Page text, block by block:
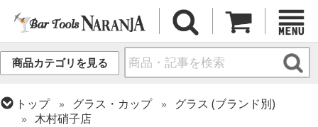
商品カテゴリを見る
トップ グラス・カップ
グラス (ブランド別)
木村硝子店